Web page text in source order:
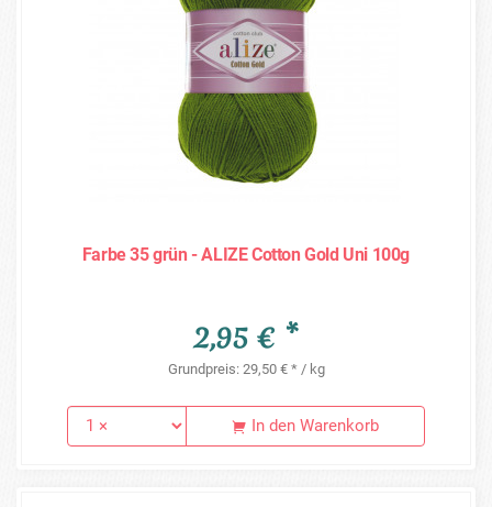
Farbe 35 grün - ALIZE Cotton Gold Uni 100g
2,95 € *
Grundpreis: 29,50 € * / kg
In den Warenkorb